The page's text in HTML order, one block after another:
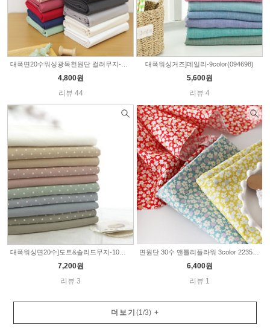
4,800원
리뷰 44
대폭워싱거즈]데일리-9color(094698)
5,600원
리뷰 4
7,200원
리뷰 3
6,400원
리뷰 1
더보기 (1/3)+